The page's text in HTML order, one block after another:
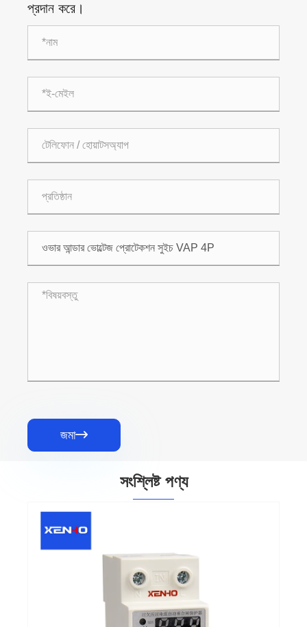
প্রদান করে।
জমা
সংশ্লিষ্ট পণ্য